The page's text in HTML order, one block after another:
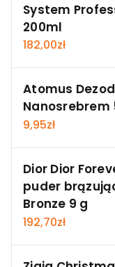
System
200ml
182,00zł
Atomus
Nanosrebrem
9,95zł
Dior Dior
puder
Bronze 9 g
192,70zł